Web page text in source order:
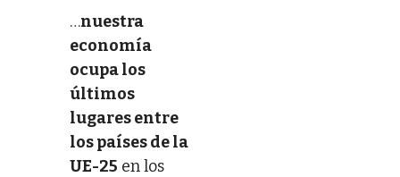
…nuestra
economía
ocupa los
últimos
lugares entre
los países de la
UE-25 en los